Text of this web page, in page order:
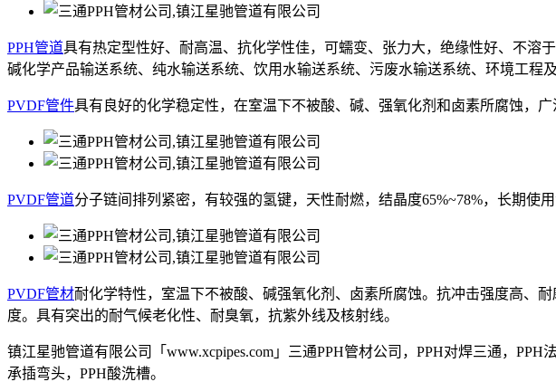
PPH管道具有热定型性好、耐高温、抗化学性佳，可蠕变、张力大，绝缘性好、不溶
碱化学产品输送系统、纯水输送系统、饮用水输送系统、污废水输送系统、环境工程
PVDF管件具有良好的化学稳定性，在室温下不被酸、碱、强氧化剂和卤素所腐蚀，
PVDF管道分子链间排列紧密，有较强的氢键，天性耐燃，结晶度65%~78%，长期使
PVDF管材耐化学特性，室温下不被酸、碱强氧化剂、卤素所腐蚀。抗冲击强度高、
度。具有突出的耐气候老化性、耐臭氧，抗紫外线及核射线。
镇江星驰管道有限公司「www.xcpipes.com」三通PPH管材公司，PPH对焊三通，
承插弯头，PPH酸洗槽。